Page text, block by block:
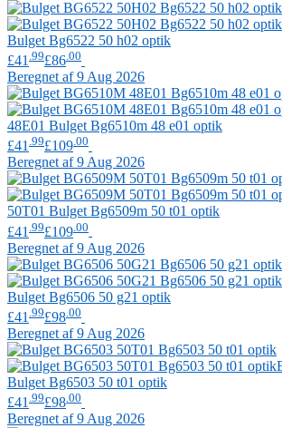
Bulget Bg6522 50 h02 optik
£41 .99£86 .00
Beregnet af 9 Aug 2026
48E01 Bulget Bg6510m 48 e01 optik
£41 .99£109 .00
Beregnet af 9 Aug 2026
50T01 Bulget Bg6509m 50 t01 optik
£41 .99£109 .00
Beregnet af 9 Aug 2026
Bulget Bg6506 50 g21 optik
£41 .99£98 .00
Beregnet af 9 Aug 2026
Bulget Bg6503 50 t01 optik
£41 .99£98 .00
Beregnet af 9 Aug 2026